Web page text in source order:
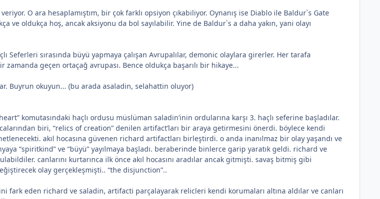
O ara hesaplamıştım, bir çok farklı opsiyon çıkabiliyor. Oynanış ise Diablo ile Baldur`s Gate
ve oldukça hoş, ancak aksiyonu da bol sayılabilir. Yine de Baldur`s a daha yakın, yani olayı
Seferleri sırasında büyü yapmaya çalışan Avrupalılar, demonic olaylara girerler. Her tarafa
geçen ortaçağ avrupası. Bence oldukça başarılı bir hikaye...
Buyrun okuyun... (bu arada asaladin, selahattin oluyor)
komutasındaki haçlı ordusu müslüman saladin’inin ordularına karşı 3. haçlı seferine başladılar.
biri, “relics of creation” denilen artifact’ları bir araya getirmesini önerdi. böylece kendi
akıl hocasına güvenen richard artifactları birleştirdi. o anda inanılmaz bir olay yaşandı ve
“spiritkind” ve “büyü” yayılmaya başladı. beraberinde binlerce garip yaratık geldi. richard ve
canlarını kurtarınca ilk önce akıl hocasını aradılar ancak gitmişti. savaş bitmiş gibi
olay gerçekleşmişti.. “the disjunction”..
fark eden richard ve saladin, artifacti parçalayarak relicleri kendi korumaları altına aldılar ve canları